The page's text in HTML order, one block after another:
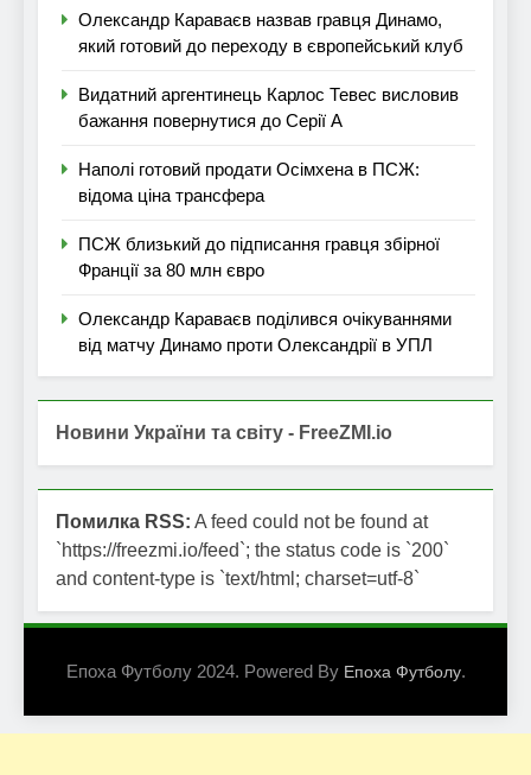
Олександр Караваєв назвав гравця Динамо,
який готовий до переходу в європейський клуб
Видатний аргентинець Карлос Тевес висловив
бажання повернутися до Серії А
Наполі готовий продати Осімхена в ПСЖ:
відома ціна трансфера
ПСЖ близький до підписання гравця збірної
Франції за 80 млн євро
Олександр Караваєв поділився очікуваннями
від матчу Динамо проти Олександрії в УПЛ
Новини України та світу - FreeZMI.io
Помилка RSS: A feed could not be found at
`https://freezmi.io/feed`; the status code is `200`
and content-type is `text/html; charset=utf-8`
Епоха Футболу 2024. Powered By Епоха Футболу.